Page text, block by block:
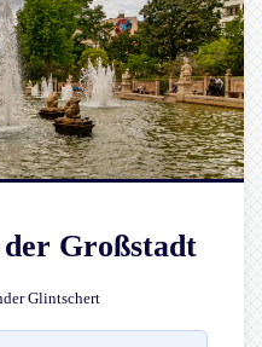
Großstadt
Glintschert